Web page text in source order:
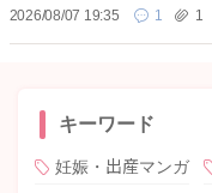
2026/08/07 19:35 1 1
キーワード
妊娠・出産マンガ